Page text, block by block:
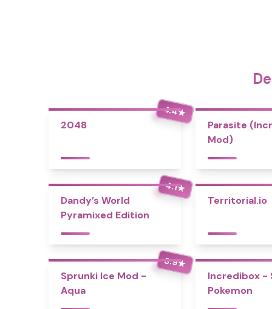
4.4★
2048
Parasite
Mod)
4.1★
Dandy’s World
Pyramixed Edition
Territorial.io
3.9★
Sprunki Ice Mod -
Aqua
Incredibox -
Pokemon